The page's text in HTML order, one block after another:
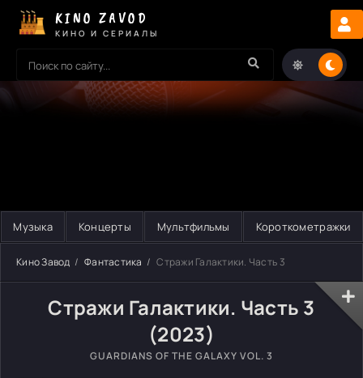
KINO ZAVOD
КИНО И СЕРИАЛЫ
Музыка Концерты Мультфильмы Короткометражки
Кино Завод Фантастика Стражи Галактики. Часть 3
Стражи Галактики. Часть 3
(2023)
GUARDIANS OF THE GALAXY VOL. 3